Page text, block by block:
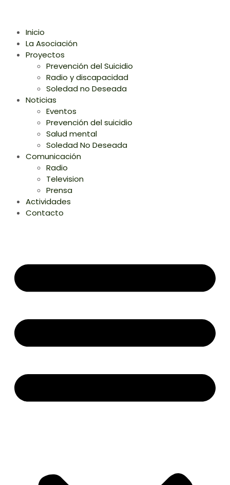
Inicio
La Asociación
Proyectos
Prevención del Suicidio
Radio y discapacidad
Soledad no Deseada
Noticias
Eventos
Prevención del suicidio
Salud mental
Soledad No Deseada
Comunicación
Radio
Television
Prensa
Actividades
Contacto